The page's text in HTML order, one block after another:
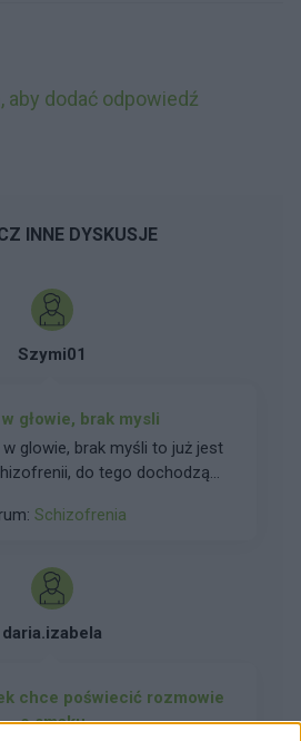
aby dodać odpowiedź
INNE DYSKUSJE
Szymi01
głowie, brak mysli
glowie, brak myśli to już jest
do tego dochodzą
nic mnie nie cieszy, nie
zainteresowanie życiem i
śnią mi się koszmary
Schizofrenia
daria.izabela
chce poświecić rozmowie
o smaku